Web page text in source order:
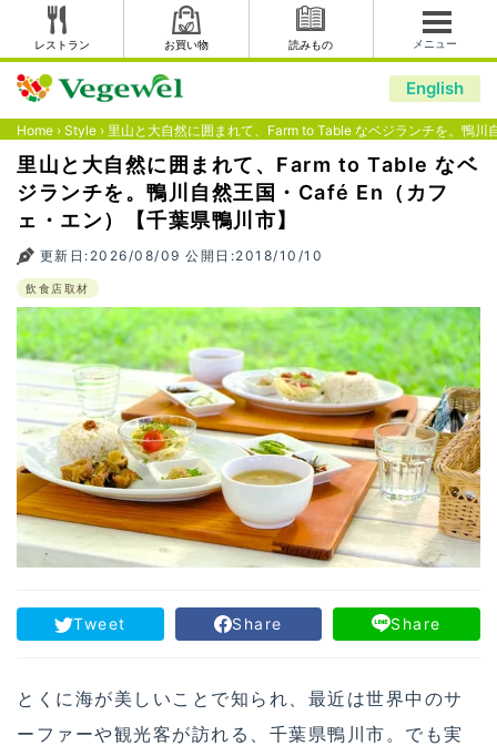
レストラン お買い物 読みもの メニュー
English
Home › Style › 里山と大自然に囲まれて、Farm to Table なベジランチを。鴨
里山と大自然に囲まれて、Farm to Table なベ
ジランチを。鴨川自然王国・Café En（カフ
ェ・エン）【千葉県鴨川市】
更新日:2026/08/09 公開日:2018/10/10
飲食店取材
Tweet Share Share
とくに海が美しいことで知られ、最近は世界中のサ
ーファーや観光客が訪れる、千葉県鴨川市。でも実